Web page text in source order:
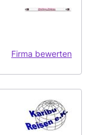
Firma bewerten